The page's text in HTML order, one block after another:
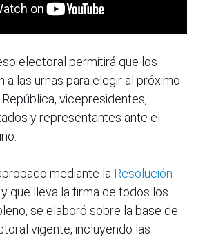
electoral permitirá que los
a las urnas para elegir al próximo
vicepresidentes,
y representantes ante el
mediante la Resolución
y que lleva la firma de todos los
se elaboró sobre la base de
vigente, incluyendo las